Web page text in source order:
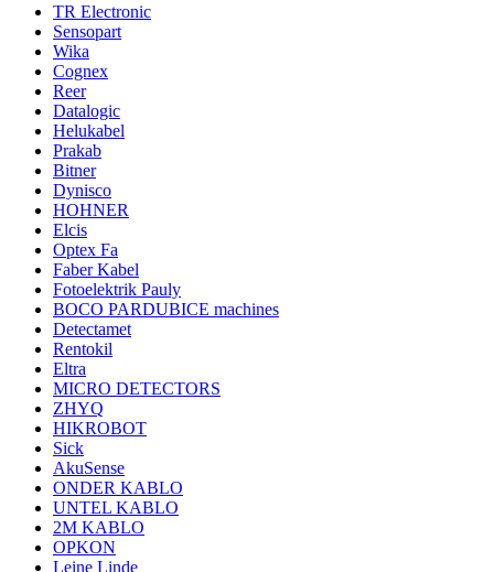
TR Electronic
Sensopart
Wika
Cognex
Reer
Datalogic
Helukabel
Prakab
Bitner
Dynisco
HOHNER
Elcis
Optex Fa
Faber Kabel
Fotoelektrik Pauly
BOCO PARDUBICE machines
Detectamet
Rentokil
Eltra
MICRO DETECTORS
ZHYQ
HIKROBOT
Sick
AkuSense
ONDER KABLO
UNTEL KABLO
2M KABLO
OPKON
Leine Linde